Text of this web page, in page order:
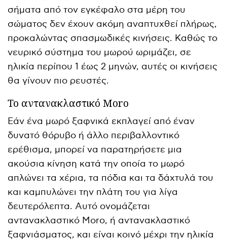
σήματα από τον εγκέφαλο στα μέρη του
σώματος δεν έχουν ακόμη αναπτυχθεί πλήρως,
προκαλώντας σπασμωδικές κινήσεις. Καθώς το
νευρικό σύστημα του μωρού ωριμάζει, σε
ηλικία περίπου 1 έως 2 μηνών, αυτές οι κινήσεις
θα γίνουν πιο ρευστές.
Το αντανακλαστικό Moro
Εάν ένα μωρό ξαφνικά εκπλαγεί από έναν
δυνατό θόρυβο ή άλλο περιβαλλοντικό
ερέθισμα, μπορεί να παρατηρήσετε μια
ακούσια κίνηση κατά την οποία το μωρό
απλώνει τα χέρια, τα πόδια και τα δάχτυλά του
και καμπυλώνει την πλάτη του για λίγα
δευτερόλεπτα. Αυτό ονομάζεται
αντανακλαστικό Moro, ή αντανακλαστικό
ξαφνιάσματος, και είναι κοινό μέχρι την ηλικία